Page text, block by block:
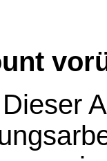
Dieser